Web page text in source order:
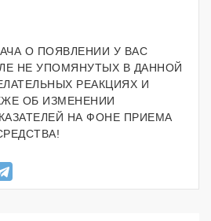
О ПОЯВЛЕНИИ У ВАС
НЕ УПОМЯНУТЫХ В ДАННОЙ
РЕАКЦИЯХ И
ОБ ИЗМЕНЕНИИ
НА ФОНЕ ПРИЕМА